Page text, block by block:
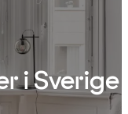
i Sverige